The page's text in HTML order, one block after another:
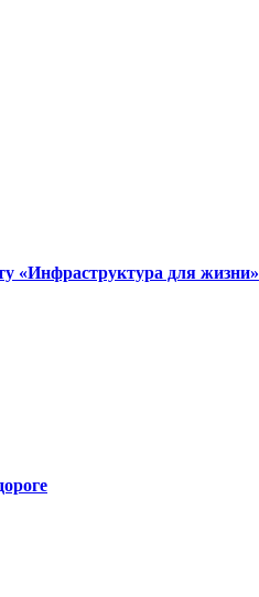
«Инфраструктура для жизни»